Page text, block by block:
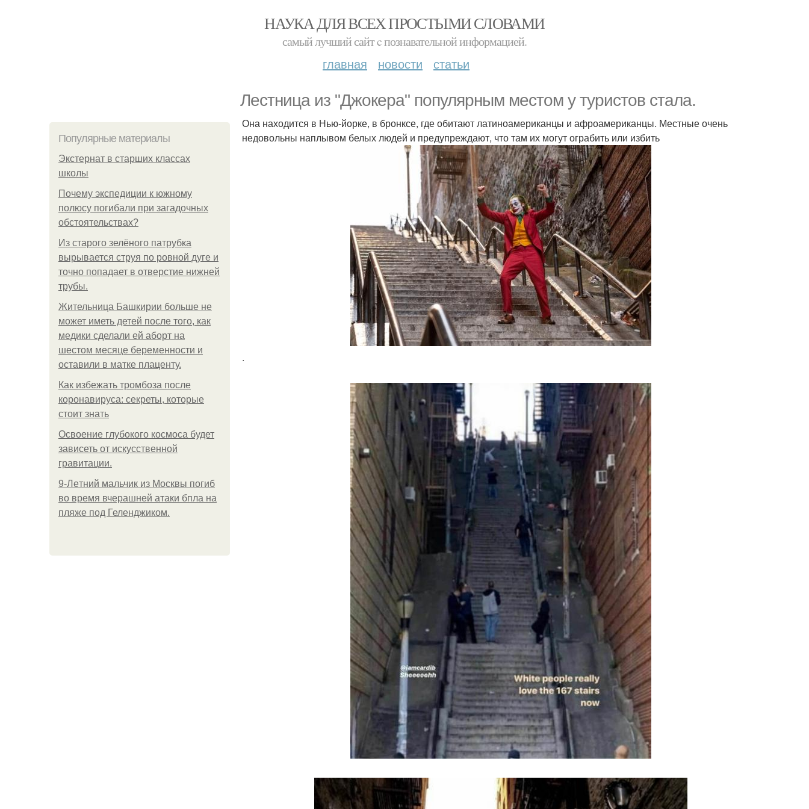
НАУКА ДЛЯ ВСЕХ ПРОСТЫМИ СЛОВАМИ
самый лучший сайт c познавательной информацией.
главная новости статьи
Лестница из "Джокера" популярным местом у туристов стала.
Популярные материалы
Экстернат в старших классах
школы
Почему экспедиции к южному
полюсу погибали при загадочных
обстоятельствах?
Из старого зелёного патрубка
вырывается струя по ровной дуге и
точно попадает в отверстие нижней
трубы.
Жительница Башкирии больше не
может иметь детей после того, как
медики сделали ей аборт на
шестом месяце беременности и
оставили в матке плаценту.
Как избежать тромбоза после
коронавируса: секреты, которые
стоит знать
Освоение глубокого космоса будет
зависеть от искусственной
гравитации.
9-Лeтний мaльчик из Москвы погиб
во время вчерашней атаки бпла на
пляже под Геленджиком.
Она находится в Нью-йорке, в бронксе, где обитают латиноамериканцы и афроамериканцы. Местные очень
недовольны наплывом белых людей и предупреждают, что там их могут ограбить или избить
.